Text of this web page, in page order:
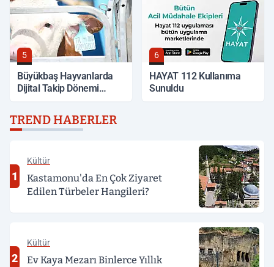
5
Büyükbaş Hayvanlarda
Dijital Takip Dönemi
6
HAYAT 112 Kullanıma
Sunuldu
TREND HABERLER
1
Kültür
Kastamonu'da En Çok Ziyaret
Edilen Türbeler Hangileri?
2
Kültür
Ev Kaya Mezarı Binlerce Yıllık